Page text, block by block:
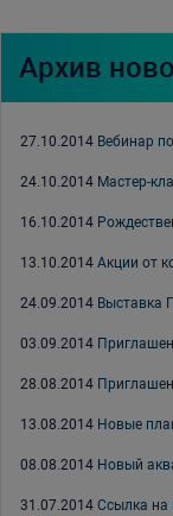
Архив
27.10.2014 Вебинар
24.10.2014 Мастер-
16.10.2014
13.10.2014 Акции от
24.09.2014 Выставка
03.09.2014
28.08.2014
13.08.2014 Новые
08.08.2014 Новый
31.07.2014 Ссылка на